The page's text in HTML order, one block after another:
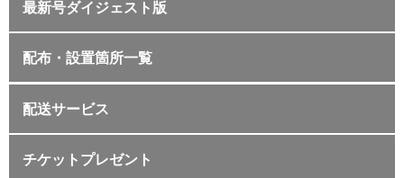
最新号ダイジェスト版
配布・設置箇所一覧
配送サービス
チケットプレゼント